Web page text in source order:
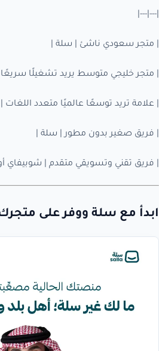
|---|---|
| متجر سعودي ناشئ | سلة |
| متجر خليجي متوسط يريد تشغيلًا سريعًا
| علامة تريد توسعًا عالميًا متعدد اللغات
| فريق صغير بدون مطور | سلة |
| فريق تقني وتسويقي متقدم |
ابدأ مع سلة ووفر على